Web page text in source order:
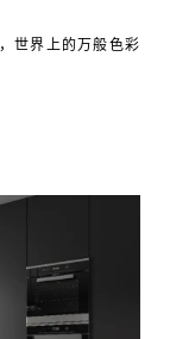
世界上的万般色彩